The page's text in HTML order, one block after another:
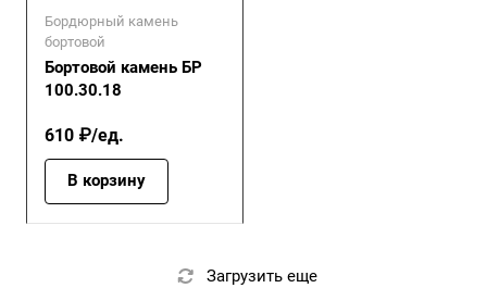
Бордюрный камень
бортовой
Бортовой камень БР
100.30.18
610 ₽/ед.
В корзину
Загрузить еще